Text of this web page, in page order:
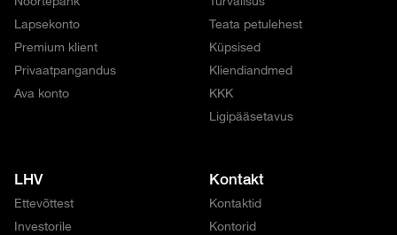
Lapsekonto
Premium klient
Privaatpangandus
Ava konto
Teata petulehest
Küpsised
Kliendiandmed
KKK
Ligipääsetavus
LHV
Ettevõttest
Investorile
Kontakt
Kontaktid
Kontorid